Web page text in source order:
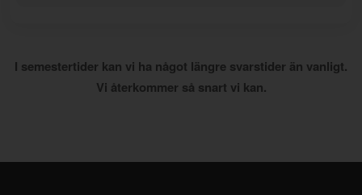
I semestertider kan vi ha något längre svarstider än vanligt.
Vi återkommer så snart vi kan.